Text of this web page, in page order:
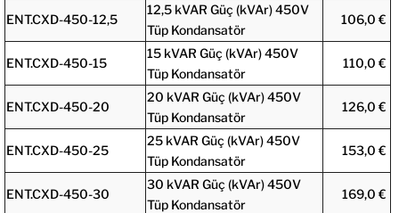
ENT.CXD-450-12,5
12,5 kVAR Güç (kVAr) 450V
Tüp Kondansatör
106,0 €
ENT.CXD-450-15
15 kVAR Güç (kVAr) 450V
Tüp Kondansatör
110,0 €
ENT.CXD-450-20
20 kVAR Güç (kVAr) 450V
Tüp Kondansatör
126,0 €
ENT.CXD-450-25
25 kVAR Güç (kVAr) 450V
Tüp Kondansatör
153,0 €
ENT.CXD-450-30
30 kVAR Güç (kVAr) 450V
Tüp Kondansatör
169,0 €